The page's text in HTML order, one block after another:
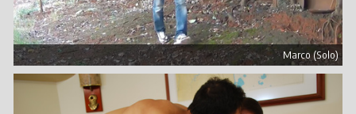
Marco (Solo)